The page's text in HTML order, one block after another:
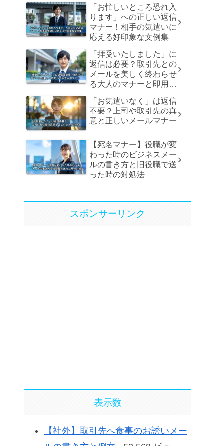
「お忙しいところ恐れ入
ります」への正しい返信
マナー！相手の気遣いに
応える好印象な文例集
「拝受いたしました」に
返信は必要？取引先との
メールを美しく終わらせ
る大人のマナーと即用文
「お気遣いなく」は返信
不要？上司や取引先の真
意と正しいメールマナー
【宛名マナー】役職が変
わった時のビジネスメー
ルの書き方と旧役職で送
った時の対処法
スポンサーリンク
表示数
【社外】取引先へ食事のお誘いメー